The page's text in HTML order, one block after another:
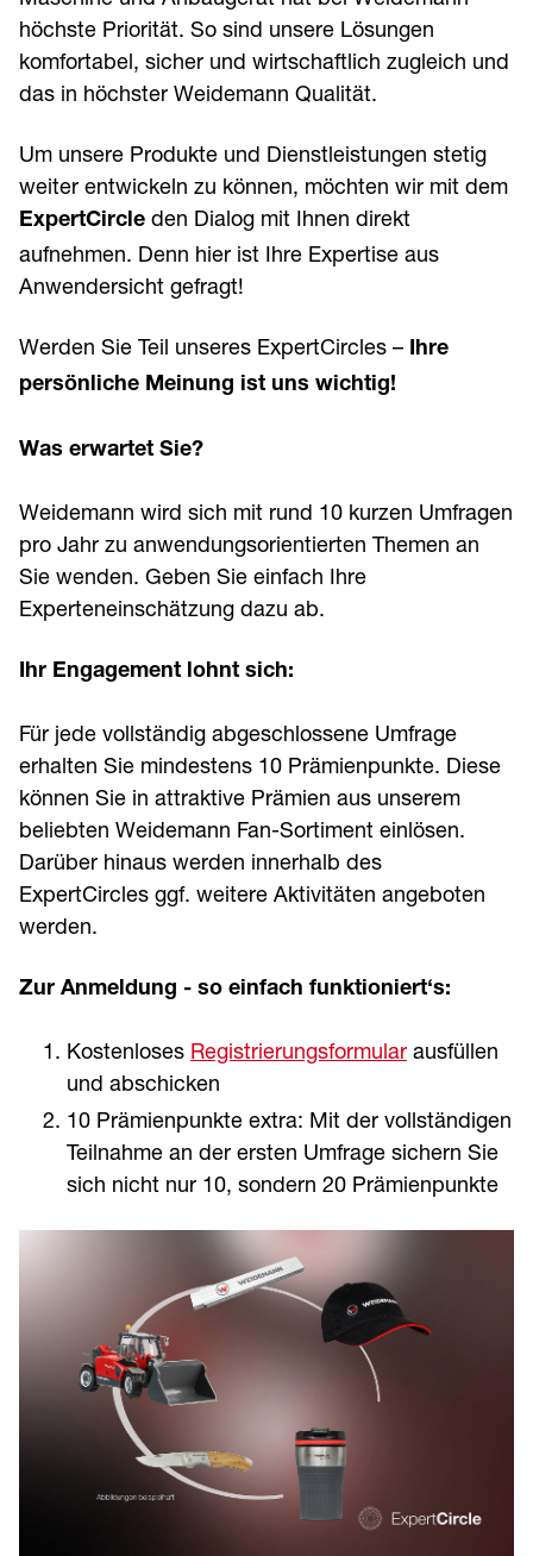
höchste Priorität. So sind unsere Lösungen
komfortabel, sicher und wirtschaftlich zugleich und
das in höchster Weidemann Qualität.
Um unsere Produkte und Dienstleistungen stetig
weiter entwickeln zu können, möchten wir mit dem
ExpertCircle den Dialog mit Ihnen direkt
aufnehmen. Denn hier ist Ihre Expertise aus
Anwendersicht gefragt!
Werden Sie Teil unseres ExpertCircles – Ihre
persönliche Meinung ist uns wichtig!
Was erwartet Sie?
Weidemann wird sich mit rund 10 kurzen Umfragen
pro Jahr zu anwendungsorientierten Themen an
Sie wenden. Geben Sie einfach Ihre
Experteneinschätzung dazu ab.
Ihr Engagement lohnt sich:
Für jede vollständig abgeschlossene Umfrage
erhalten Sie mindestens 10 Prämienpunkte. Diese
können Sie in attraktive Prämien aus unserem
beliebten Weidemann Fan-Sortiment einlösen.
Darüber hinaus werden innerhalb des
ExpertCircles ggf. weitere Aktivitäten angeboten
werden.
Zur Anmeldung - so einfach funktioniert‘s:
Kostenloses Registrierungsformular ausfüllen
und abschicken
10 Prämienpunkte extra: Mit der vollständigen
Teilnahme an der ersten Umfrage sichern Sie
sich nicht nur 10, sondern 20 Prämienpunkte